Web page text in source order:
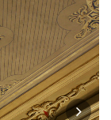
FR
DE
IT
ES